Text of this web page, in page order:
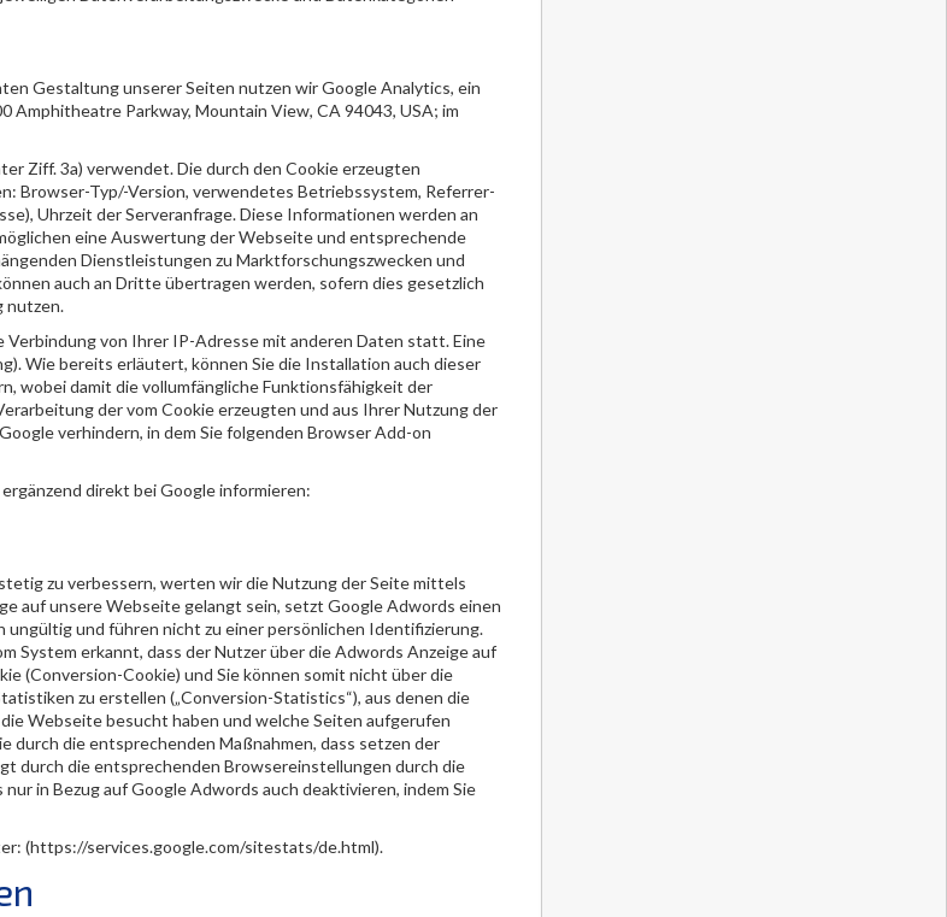
Gestaltung unserer Seiten nutzen wir Google Analytics, ein
Parkway, Mountain View, CA 94043, USA; im
Ziff. 3a) verwendet. Die durch den Cookie erzeugten
Browser-Typ/-Version, verwendetes Betriebssystem, Referrer-
Uhrzeit der Serveranfrage. Diese Informationen werden an
eine Auswertung der Webseite und entsprechende
Dienstleistungen zu Marktforschungszwecken und
auch an Dritte übertragen werden, sofern dies gesetzlich
nutzen.
Verbindung von Ihrer IP-Adresse mit anderen Daten statt. Eine
Wie bereits erläutert, können Sie die Installation auch dieser
wobei damit die vollumfängliche Funktionsfähigkeit der
der vom Cookie erzeugten und aus Ihrer Nutzung der
verhindern, in dem Sie folgenden Browser Add-on
direkt bei Google informieren:
zu verbessern, werten wir die Nutzung der Seite mittels
auf unsere Webseite gelangt sein, setzt Google Adwords einen
ungültig und führen nicht zu einer persönlichen Identifizierung.
System erkannt, dass der Nutzer über die Adwords Anzeige auf
(Conversion-Cookie) und Sie können somit nicht über die
zu erstellen („Conversion-Statistics“), aus denen die
Webseite besucht haben und welche Seiten aufgerufen
durch die entsprechenden Maßnahmen, dass setzen der
durch die entsprechenden Browsereinstellungen durch die
in Bezug auf Google Adwords auch deaktivieren, indem Sie
(https://services.google.com/sitestats/de.html).